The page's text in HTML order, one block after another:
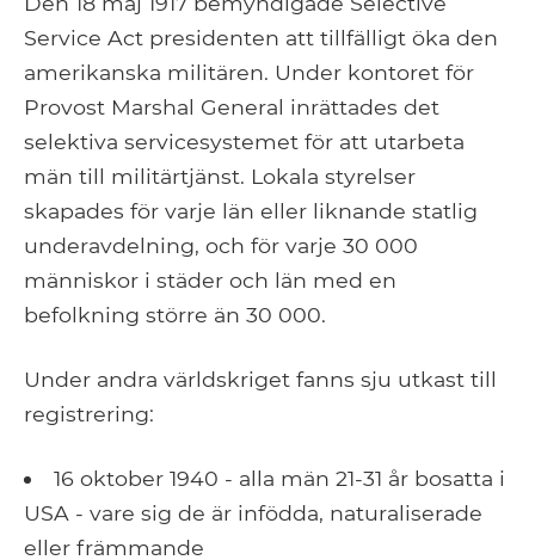
Service Act presidenten att tillfälligt öka den
amerikanska militären. Under kontoret för
Provost Marshal General inrättades det
selektiva servicesystemet för att utarbeta
män till militärtjänst. Lokala styrelser
skapades för varje län eller liknande statlig
underavdelning, och för varje 30 000
människor i städer och län med en
befolkning större än 30 000.
Under andra världskriget fanns sju utkast till
registrering:
16 oktober 1940 - alla män 21-31 år bosatta i
USA - vare sig de är infödda, naturaliserade
eller främmande